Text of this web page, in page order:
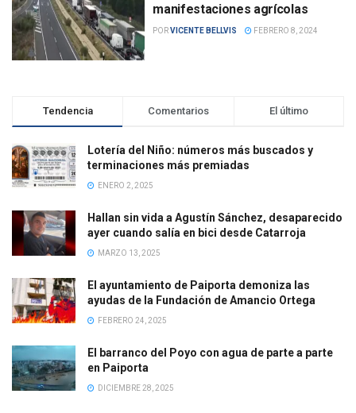
manifestaciones agrícolas
PORVICENTE BELLVIS FEBRERO 8, 2024
Tendencia Comentarios El último
Lotería del Niño: números más buscados y
terminaciones más premiadas
ENERO 2, 2025
Hallan sin vida a Agustín Sánchez, desaparecido
ayer cuando salía en bici desde Catarroja
MARZO 13, 2025
El ayuntamiento de Paiporta demoniza las
ayudas de la Fundación de Amancio Ortega
FEBRERO 24, 2025
El barranco del Poyo con agua de parte a parte
en Paiporta
DICIEMBRE 28, 2025